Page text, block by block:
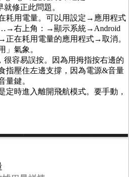
修正此問題。
耗用電量。可以用設定→應用程式
右上角：→顯示系統→Android
在耗用電量的應用程式→取消。
」氣象。
很容易誤按。因為用拇指按右邊的
指壓住左邊支撐，因為電源&音量
量鍵。
定時進入離開飛航模式。要手動，